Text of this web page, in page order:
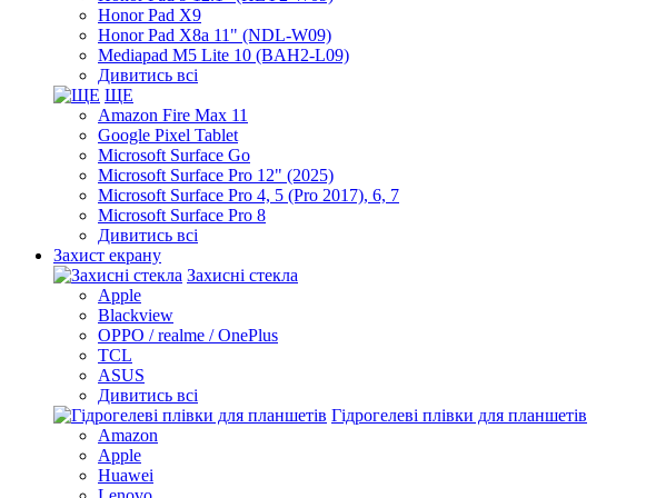
Honor Pad X9
Honor Pad X8a 11" (NDL-W09)
Mediapad M5 Lite 10 (BAH2-L09)
Дивитись всі
ЩЕ
Amazon Fire Max 11
Google Pixel Tablet
Microsoft Surface Go
Microsoft Surface Pro 12" (2025)
Microsoft Surface Pro 4, 5 (Pro 2017), 6, 7
Microsoft Surface Pro 8
Дивитись всі
Захист екрану
Захисні стекла
Apple
Blackview
OPPO / realme / OnePlus
TCL
ASUS
Дивитись всі
Гідрогелеві плівки для планшетів
Amazon
Apple
Huawei